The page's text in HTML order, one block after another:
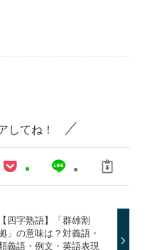
してね！
【四字熟語】「群雄割
」の意味は？対義語・
義語・例文・英語表現